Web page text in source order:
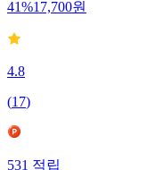
41%17,700원
4.8
(17)